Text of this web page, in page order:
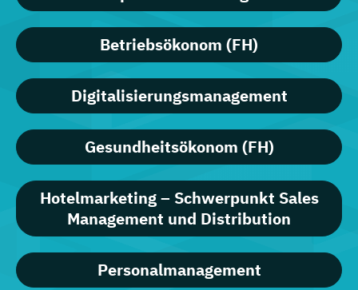
Betriebsökonom (FH)
Digitalisierungsmanagement
Gesundheitsökonom (FH)
Hotelmarketing – Schwerpunkt Sales
Management und Distribution
Personalmanagement